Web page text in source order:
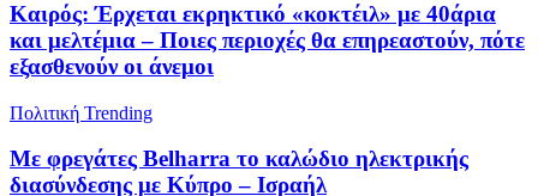
Καιρός: Έρχεται εκρηκτικό «κοκτέιλ» με 40άρια
και μελτέμια – Ποιες περιοχές θα επηρεαστούν, πότε
εξασθενούν οι άνεμοι
Πολιτική Trending
Με φρεγάτες Belharra το καλώδιο ηλεκτρικής
διασύνδεσης με Κύπρο – Ισραήλ